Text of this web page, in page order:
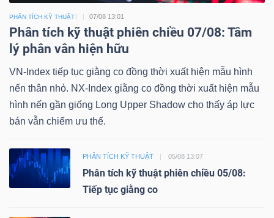
PHÂN TÍCH KỸ THUẬT 07/08 13:01
Phân tích kỹ thuật phiên chiều 07/08: Tâm
lý phân vân hiện hữu
VN-Index tiếp tục giằng co đồng thời xuất hiện mẫu hình
nến thân nhỏ. NX-Index giằng co đồng thời xuất hiện mẫu
hình nến gần giống Long Upper Shadow cho thấy áp lực
bán vẫn chiếm ưu thế.
PHÂN TÍCH KỸ THUẬT 05/08 13:07
Phân tích kỹ thuật phiên chiều 05/08:
Tiếp tục giằng co